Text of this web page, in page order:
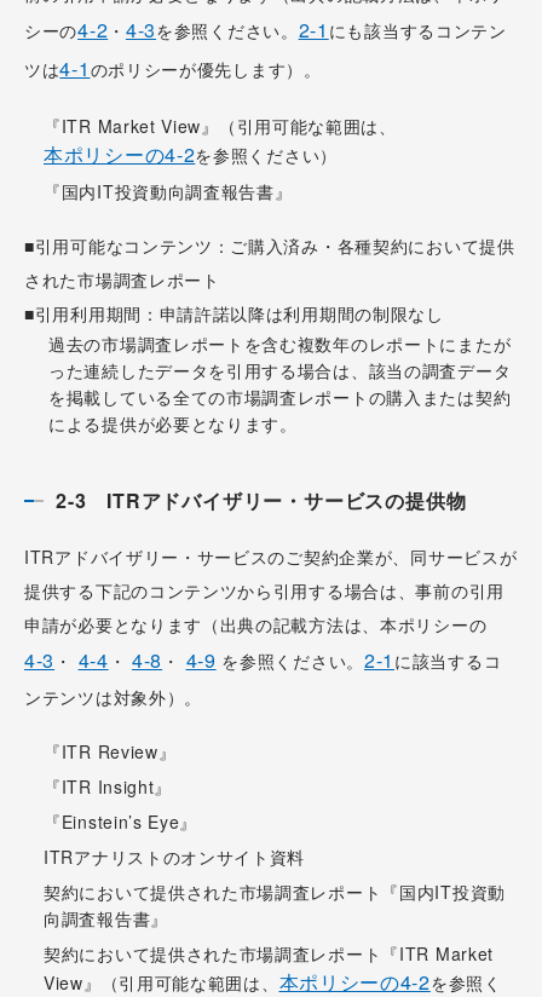
シーの4-2 ・ 4-3を参照ください。 2-1 にも該当するコンテン
ツは4-1 のポリシーが優先します）。
『ITR Market View』（引用可能な範囲は、
本ポリシーの4-2を参照ください）
『国内IT投資動向調査報告書』
■引用可能なコンテンツ：ご購入済み・各種契約において提供
された市場調査レポート
■引用利用期間：申請許諾以降は利用期間の制限なし
過去の市場調査レポートを含む複数年のレポートにまたが
った連続したデータを引用する場合は、該当の調査データ
を掲載している全ての市場調査レポートの購入または契約
による提供が必要となります。
2-3 ITRアドバイザリー・サービスの提供物
ITRアドバイザリー・サービスのご契約企業が、同サービスが
提供する下記のコンテンツから引用する場合は、事前の引用
申請が必要となります（出典の記載方法は、本ポリシーの
4-3 ・ 4-4 ・4-8 ・ 4-9 を参照ください。 2-1 に該当するコ
ンテンツは対象外）。
­­『ITR Review』
『ITR Insight』
『Einstein’s Eye』
ITRアナリストのオンサイト資料
契約において提供された市場調査レポート『国内IT投資動
向調査報告書』
契約において提供された市場調査レポート『ITR Market
View』（引用可能な範囲は、 本ポリシーの4-2を参照く